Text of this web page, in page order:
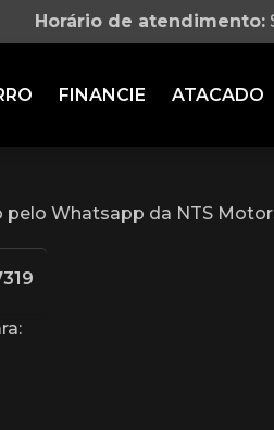
Horário de atendimento:
FINANCIE ATACADO
pelo Whatsapp da NTS